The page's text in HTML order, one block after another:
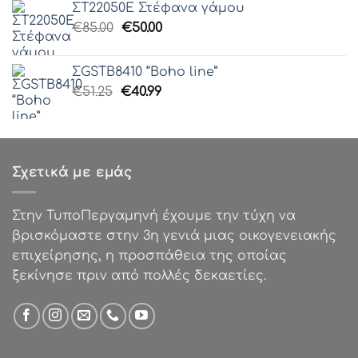
was:
€0.62.
τιμή
είναι:
ΣΤ22050Ε Στέφανα γάμου
€85.00 Original
€85.00.
€50.00Η
είναι:
€50.00.
ΣGSTB8410 “Boho line”
€51.25 Original
€51.25.
€40.99Η
είναι:
Σχετικά με εμάς
Στην ΤυποΠεργαμηνή έχουμε την τύχη να
βρισκόμαστε στην 3η γενιά μιας οικογενειακής
επιχείρησης, η προσπάθεια της οποίας
ξεκίνησε πριν από πολλές δεκαετίες.